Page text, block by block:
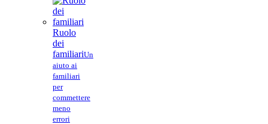
Ruolo
dei
familiariUn
aiuto ai
familiari
per
commettere
meno
errori